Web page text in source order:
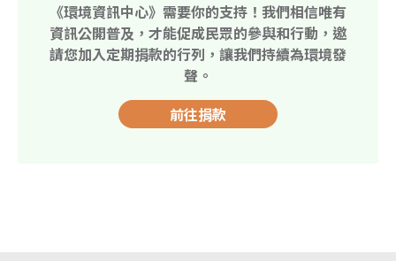
《環境資訊中心》需要你的支持！我們相信唯有
資訊公開普及，才能促成民眾的參與和行動，邀
請您加入定期捐款的行列，讓我們持續為環境發
聲。
前往捐款